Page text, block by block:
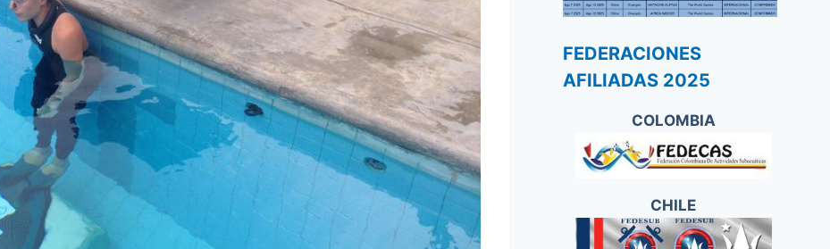
FEDERACIONES
AFILIADAS 2025
COLOMBIA
CHILE